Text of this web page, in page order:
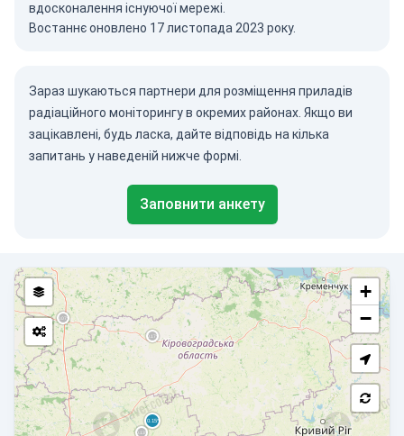
вдосконалення існуючої мережі.
Востаннє оновлено 17 листопада 2023 року.
Зараз шукаються партнери для розміщення приладів
радіаційного моніторингу в окремих районах. Якщо ви
зацікавлені, будь ласка, дайте відповідь на кілька
запитань у наведеній нижче формі.
Заповнити анкету
+
−